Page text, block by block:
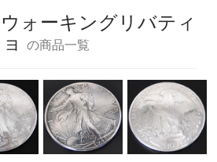
ウォーキングリバティ
の商品一覧